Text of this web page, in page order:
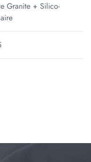
Granite + Silico-